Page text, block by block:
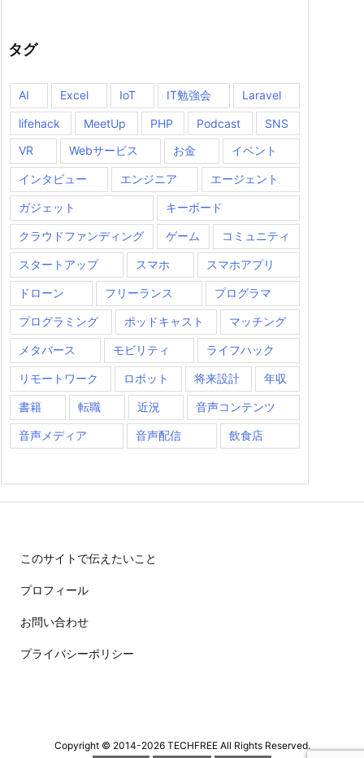
タグ
AI Excel IoT IT勉強会 Laravel
lifehack MeetUp PHP Podcast
SNS
VR
Webサービス お金 イベント
インタビュー エンジニア エージェント
ガジェット キーボード
クラウドファンディング ゲーム コミュニティ
スタートアップ スマホ スマホアプリ
ドローン フリーランス プログラマ
プログラミング ポッドキャスト マッチング
メタバース モビリティ ライフハック
リモートワーク ロボット 将来設計 年収
書籍 転職 近況 音声コンテンツ
音声メディア 音声配信 飲食店
このサイトで伝えたいこと
プロフィール
お問い合わせ
プライバシーポリシー
Copyright © 2014-2026 TECHFREEAll Rights Reserved.